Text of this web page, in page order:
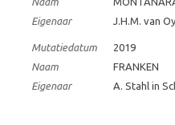
Eigenaar
J.H.M. van
Mutatiedatum
2019
Naam
FRANKEN
Eigenaar
A. Stahl in